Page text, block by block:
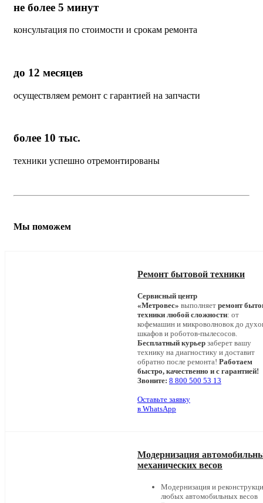
не более 5 минут
консультация по стоимости и срокам ремонта
до 12 месяцев
осуществляем ремонт с гарантией на запчасти
более 10 тыс.
техники успешно отремонтированы
Мы поможем
Ремонт бытовой техники
Сервисный центр
«Метровес» выполняет ремонт
техники любой сложности: от
кофемашин и микроволновок до
шкафов и роботов-пылесосов.
Бесплатный курьер заберет вашу
технику на диагностику и доставит
обратно после ремонта! Работаем
быстро, качественно и с гарантией!
Звоните: 8 800 500 53 13
Оставьте заявку
в WhatsApp
Модернизация
механических весов
Модернизация и
любых автомобильных весов